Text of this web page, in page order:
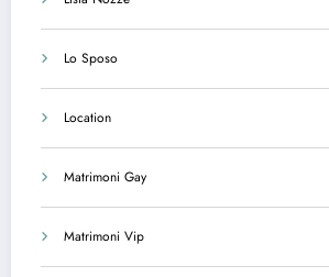
Lo Sposo
Location
Matrimoni Gay
Matrimoni Vip